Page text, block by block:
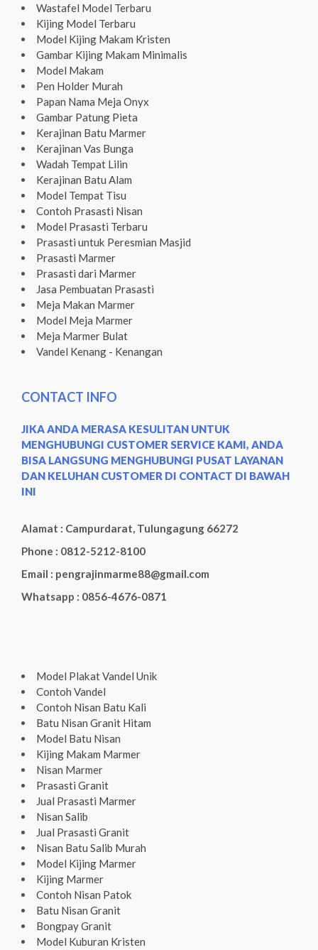
Wastafel Model Terbaru
Kijing Model Terbaru
Model Kijing Makam Kristen
Gambar Kijing Makam Minimalis
Model Makam
Pen Holder Murah
Papan Nama Meja Onyx
Gambar Patung Pieta
Kerajinan Batu Marmer
Kerajinan Vas Bunga
Wadah Tempat Lilin
Kerajinan Batu Alam
Model Tempat Tisu
Contoh Prasasti Nisan
Model Prasasti Terbaru
Prasasti untuk Peresmian Masjid
Prasasti Marmer
Prasasti dari Marmer
Jasa Pembuatan Prasasti
Meja Makan Marmer
Model Meja Marmer
Meja Marmer Bulat
Vandel Kenang - Kenangan
CONTACT INFO
JIKA ANDA MERASA KESULITAN UNTUK
MENGHUBUNGI CUSTOMER SERVICE KAMI, ANDA
BISA LANGSUNG MENGHUBUNGI PUSAT LAYANAN
DAN KELUHAN CUSTOMER DI CONTACT DI BAWAH
INI
Alamat : Campurdarat, Tulungagung 66272
Phone : 0812-5212-8100
Email : pengrajinmarme88@gmail.com
Whatsapp : 0856-4676-0871
Model Plakat Vandel Unik
Contoh Vandel
Contoh Nisan Batu Kali
Batu Nisan Granit Hitam
Model Batu Nisan
Kijing Makam Marmer
Nisan Marmer
Prasasti Granit
Jual Prasasti Marmer
Nisan Salib
Jual Prasasti Granit
Nisan Batu Salib Murah
Model Kijing Marmer
Kijing Marmer
Contoh Nisan Patok
Batu Nisan Granit
Bongpay Granit
Model Kuburan Kristen